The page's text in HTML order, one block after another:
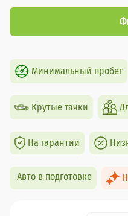
Минимальный пробег
Крутые тачки
На гарантии
Авто в подготовке